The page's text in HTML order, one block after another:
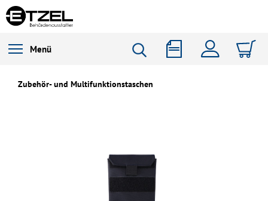
Menü
Zubehör- und Multifunktionstaschen